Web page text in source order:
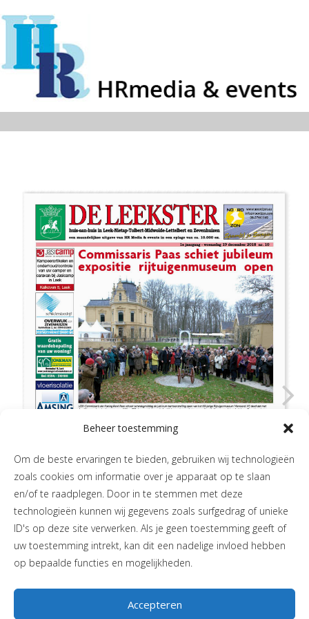
Beheer toestemming
Om de beste ervaringen te bieden, gebruiken wij technologieën
zoals cookies om informatie over je apparaat op te slaan
en/of te raadplegen. Door in te stemmen met deze
technologieën kunnen wij gegevens zoals surfgedrag of unieke
ID's op deze site verwerken. Als je geen toestemming geeft of
uw toestemming intrekt, kan dit een nadelige invloed hebben
op bepaalde functies en mogelijkheden.
Accepteren